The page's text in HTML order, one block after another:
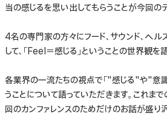
当の感じるを思い出してもらうことが今回の
4名の専門家の方々にフード、サウンド、ヘル
して、「Feel＝感じる」ということの世界観を
各業界の一流たちの視点で「"感じる"や"意
うことについて語っていただきます。これま
回のカンファレンスのためだけのお話が盛り